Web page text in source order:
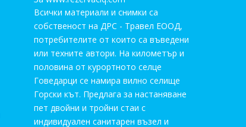
Всички материали и снимки са
собственост на ДРС - Травел ЕООД,
потребителите от които са въведени
или техните автори. На километър и
половина от курортното селце
Говедарци се намира вилно селище
Горски кът. Предлага за настаняване
пет двойни и тройни стаи с
индивидуален санитарен възел и